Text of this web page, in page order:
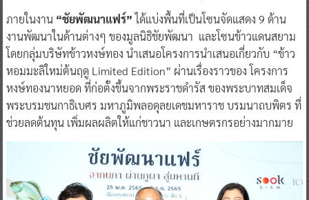
ภายในงาน “ชัยพัฒนาแฟร์”ได้แบ่งพื้นที่เป็นโซนจัดแสดง 9 ด้าน
งานพัฒนาในด้านต่างๆ ของมูลนิธิชัยพัฒนา และโซนข้าวแดนสยาม
โดยกลุ่มบริษัทข้าวหงษ์ทอง นำเสนอโครงการนำเสนอเกี่ยวกับ “ข้าว
หอมมะลิใหม่ต้นฤดู Limited Edition” ผ่านเรื่องราวของ โครงการ
หงษ์ทองนาหยอด ที่ก่อตั้งขึ้นจากพระราชดำรัส ของพระบาทสมเด็จ
พระบรมชนกาธิเบศร มหาภูมิพลอดุลยเดชมหาราช บรมนาถบพิตร ที่
ช่วยลดต้นทุน เพิ่มผลผลิตให้แก่ชาวนา และเกษตรกรอย่างมากมาย